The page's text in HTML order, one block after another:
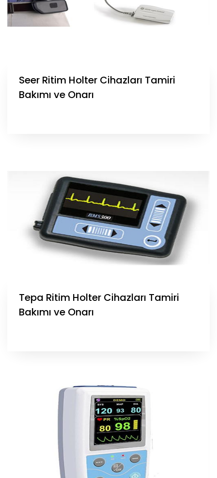
Seer Ritim Holter Cihazları Tamiri
Bakımı ve Onarı
Tepa Ritim Holter Cihazları Tamiri
Bakımı ve Onarı